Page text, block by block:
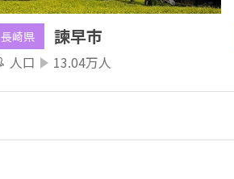
長崎県 諫早市
人口 13.04万人